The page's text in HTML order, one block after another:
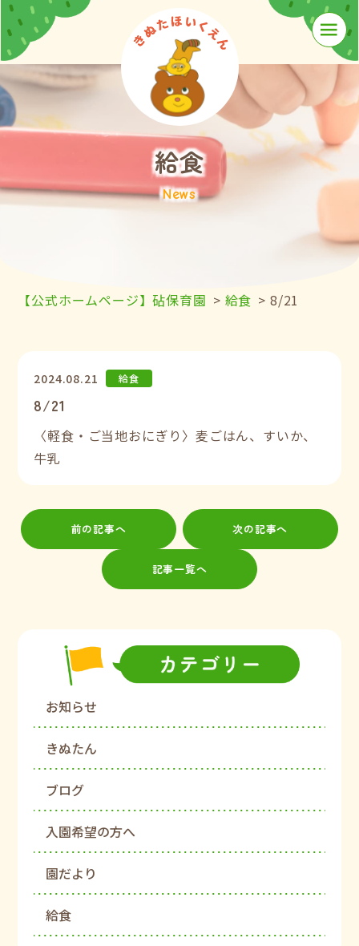
≡
給食
News
【公式ホームページ】砧保育園 > 給食 >8/21
2024.08.21 給食
8/21
〈軽食・ご当地おにぎり〉麦ごはん、すいか、
牛乳
前の記事へ
記事一覧へ
次の記事へ
お知らせ
きぬたん
ブログ
入園希望の方へ
園だより
給食